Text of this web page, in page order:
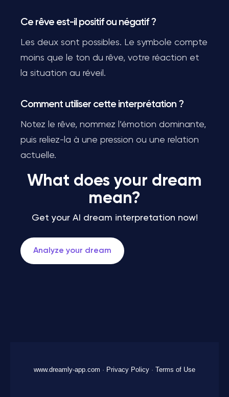
Ce rêve est-il positif ou négatif ?
Les deux sont possibles. Le symbole compte
moins que le ton du rêve, votre réaction et
la situation au réveil.
Comment utiliser cette interprétation ?
Notez le rêve, nommez l’émotion dominante,
puis reliez-la à une pression ou une relation
actuelle.
What does your dream
mean?
Get your AI dream interpretation now!
Analyze your dream
www.dreamly-app.com · Privacy Policy · Terms of Use